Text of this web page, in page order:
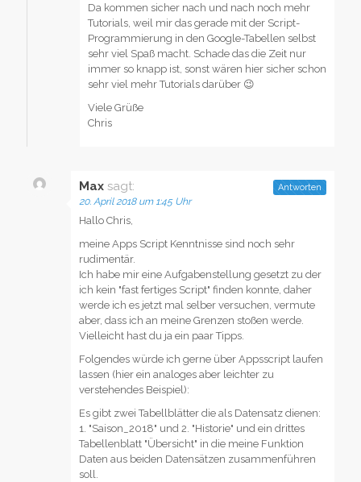
Da kommen sicher nach und nach noch mehr
Tutorials, weil mir das gerade mit der Script-
Programmierung in den Google-Tabellen selbst
sehr viel Spaß macht. Schade das die Zeit nur
immer so knapp ist, sonst wären hier sicher schon
sehr viel mehr Tutorials darüber 😉
Viele Grüße
Chris
Max sagt:
20. April 2018 um 1:45 Uhr
Hallo Chris,
meine Apps Script Kenntnisse sind noch sehr
rudimentär.
Ich habe mir eine Aufgabenstellung gesetzt zu der
ich kein "fast fertiges Script" finden konnte, daher
werde ich es jetzt mal selber versuchen, vermute
aber, dass ich an meine Grenzen stoßen werde.
Vielleicht hast du ja ein paar Tipps.
Folgendes würde ich gerne über Appsscript laufen
lassen (hier ein analoges aber leichter zu
verstehendes Beispiel):
Es gibt zwei Tabellblätter die als Datensatz dienen:
1. "Saison_2018" und 2. "Historie" und ein drittes
Tabellenblatt "Übersicht" in die meine Funktion
Daten aus beiden Datensätzen zusammenführen
soll.
Antworten